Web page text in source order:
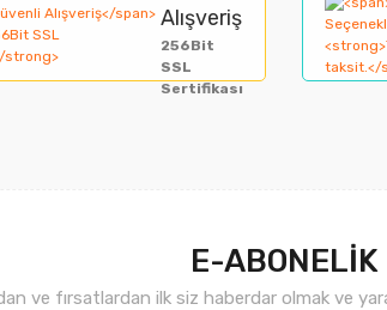
Gönder
Alışveriş
256Bit
SSL
Sertifikası
E-ABONELİK
ve fırsatlardan ilk siz haberdar olmak ve